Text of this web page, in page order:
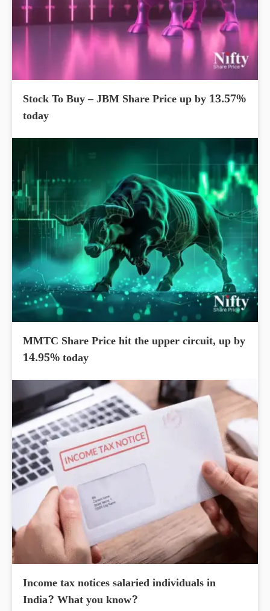
Stock To Buy – JBM Share Price up by 13.57%
today
MMTC Share Price hit the upper circuit, up by
14.95% today
Income tax notices salaried individuals in
India? What you know?